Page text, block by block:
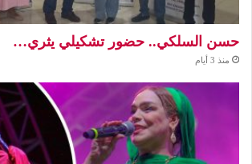
حسن السلكي.. حضور تشكيلي يثري…
منذ 3 أيام